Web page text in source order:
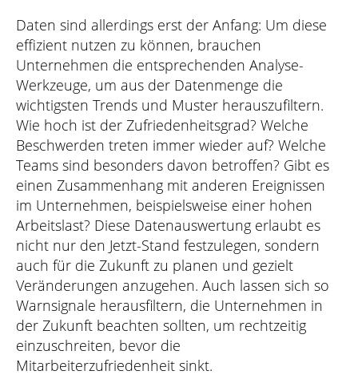
Daten sind allerdings erst der Anfang: Um diese
effizient nutzen zu können, brauchen
Unternehmen die entsprechenden Analyse-
Werkzeuge, um aus der Datenmenge die
wichtigsten Trends und Muster herauszufiltern.
Wie hoch ist der Zufriedenheitsgrad? Welche
Beschwerden treten immer wieder auf? Welche
Teams sind besonders davon betroffen? Gibt es
einen Zusammenhang mit anderen Ereignissen
im Unternehmen, beispielsweise einer hohen
Arbeitslast? Diese Datenauswertung erlaubt es
nicht nur den Jetzt-Stand festzulegen, sondern
auch für die Zukunft zu planen und gezielt
Veränderungen anzugehen. Auch lassen sich so
Warnsignale herausfiltern, die Unternehmen in
der Zukunft beachten sollten, um rechtzeitig
einzuschreiten, bevor die
Mitarbeiterzufriedenheit sinkt.